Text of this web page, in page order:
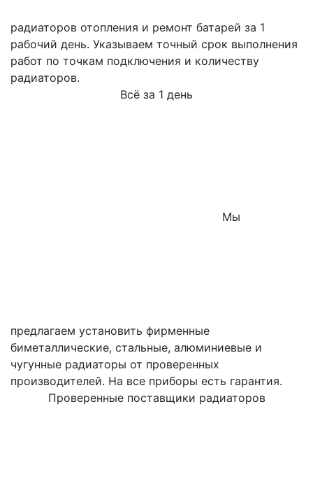
радиаторов отопления и ремонт батарей за 1
рабочий день. Указываем точный срок выполнения
работ по точкам подключения и количеству
радиаторов.
Всё за 1 день
Мы
предлагаем установить фирменные
биметаллические, стальные, алюминиевые и
чугунные радиаторы от проверенных
производителей. На все приборы есть гарантия.
Проверенные поставщики радиаторов